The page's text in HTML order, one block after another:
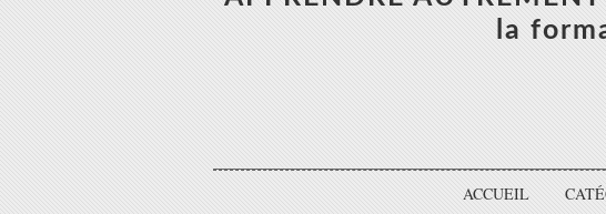
la
ACCUEIL